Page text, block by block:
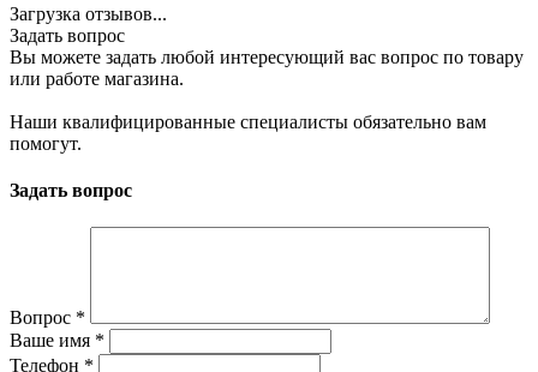
Загрузка отзывов...
Задать вопрос
Вы можете задать любой интересующий вас вопрос по товару
или работе магазина.
Наши квалифицированные специалисты обязательно вам
помогут.
Задать вопрос
Вопрос *
Ваше имя *
Телефон *